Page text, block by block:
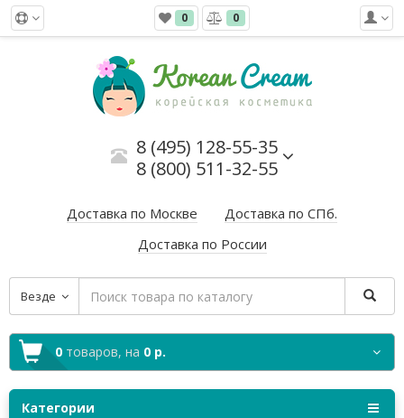
0 0
8 (495) 128-55-35
8 (800) 511-32-55
Доставка по Москве
Доставка по СПб.
Доставка по России
Везде
0 товаров, на 0 р.
Категории